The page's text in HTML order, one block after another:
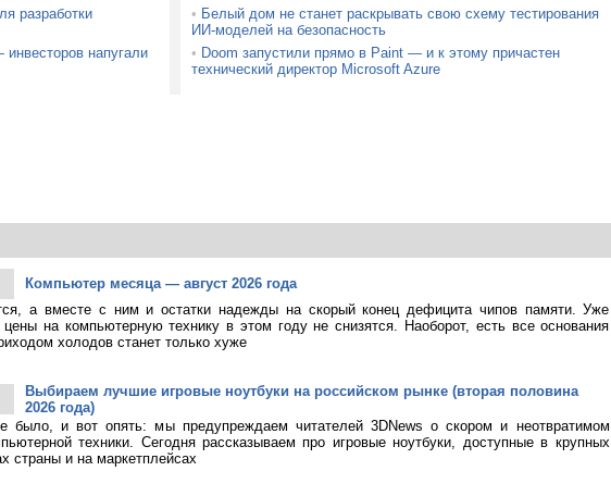
разработки
напугали
• Белый дом не станет раскрывать свою схему тестирования
ИИ-моделей на безопасность
• Doom запустили прямо в Paint — и к этому причастен
технический директор Microsoft Azure
Компьютер месяца — август 2026 года
а вместе с ним и остатки надежды на скорый конец дефицита чипов памяти. Уже
на компьютерную технику в этом году не снизятся. Наоборот, есть все основания
холодов станет только хуже
Выбираем лучшие игровые ноутбуки на российском рынке (вторая половина
2026 года)
было, и вот опять: мы предупреждаем читателей 3DNews о скором и неотвратимом
техники. Сегодня рассказываем про игровые ноутбуки, доступные в крупных
страны и на маркетплейсах